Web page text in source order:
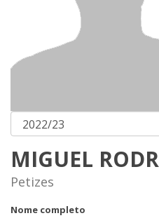
MIGUEL
Petizes
Nome completo